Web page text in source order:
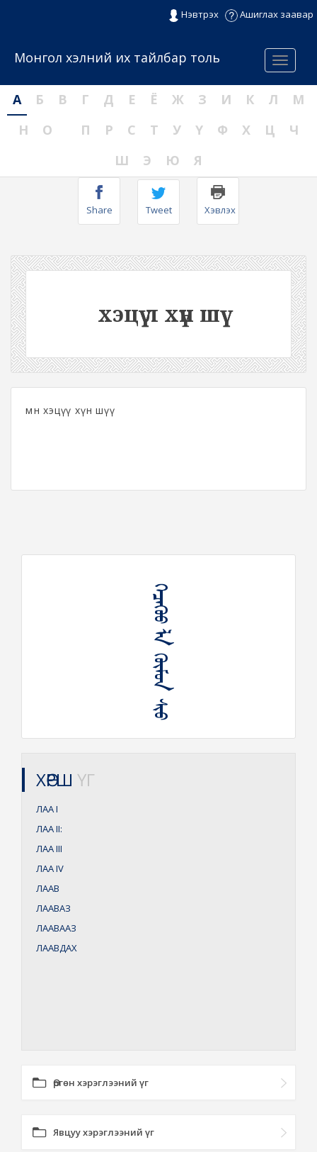
Нэвтрэх Ашиглах заавар
Menu
Монгол хэлний их тайлбар толь
А Б В Г Д Е Ё Ж З И К Л
М
Н
О П Р С Т У Ү Ф Х Ц
Ч
Ш
Э Ю Я
Share Tweet Хэвлэх
хэцүү л хүн шүү
мөн хэцүү хүн шүү
ᠬᠡᠴᠡᠭᠦᠦ ᠯᠠ ᠬᠦᠮᠦᠨ ᠰᠢᠦ
ХӨРШ ҮГ
ЛААI
ЛААII:
ЛААIII
ЛААIV
ЛААВ
ЛААВАЗ
ЛААВААЗ
ЛААВДАХ
Өргөн хэрэглээний үг
Явцуу хэрэглээний үг